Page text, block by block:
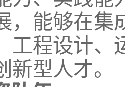
，能够在集
工程设计、
新型人才。